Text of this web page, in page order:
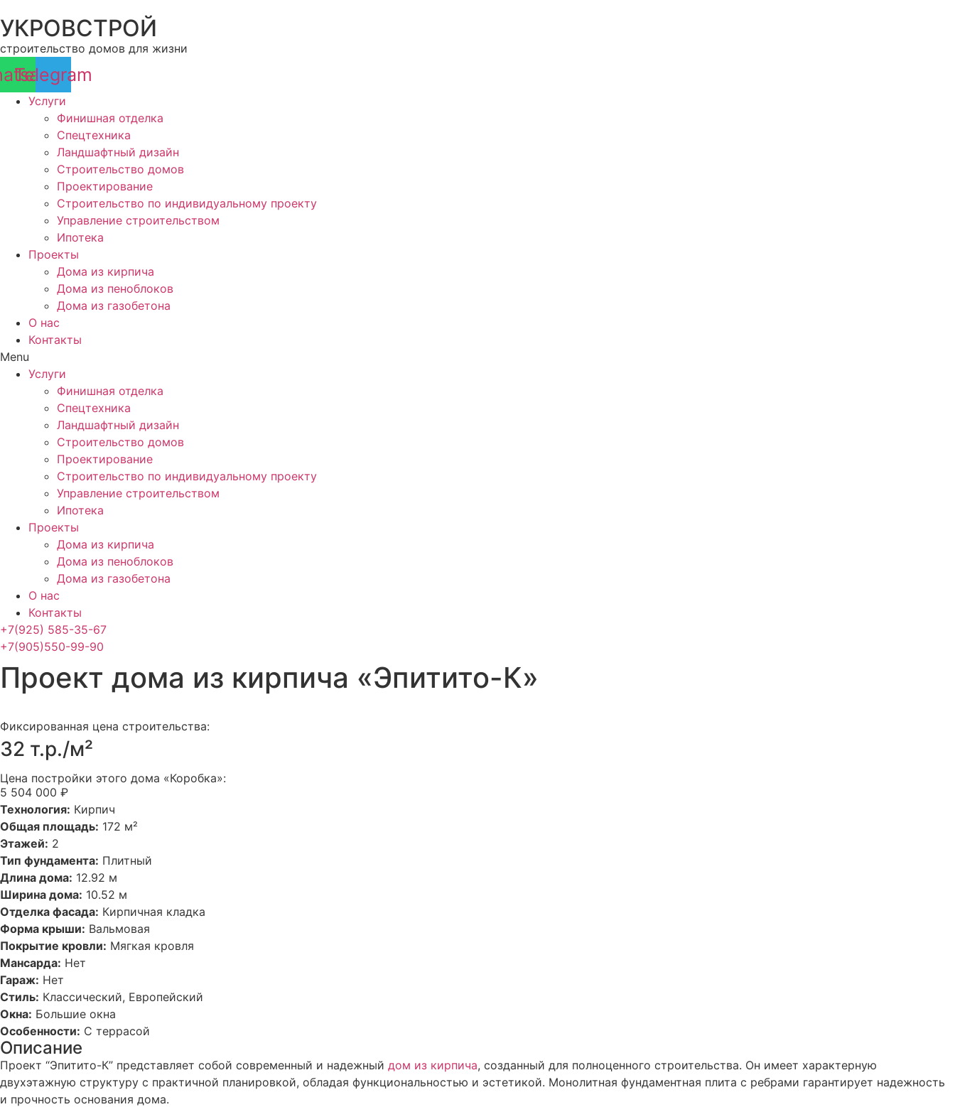
к
УКРОВСТРОЙ
строительство домов для жизни
Telegram
Услуги
Финишная отделка
Спецтехника
Ландшафтный дизайн
Строительство домов
Проектирование
Строительство по индивидуальному проекту
Управление строительством
Ипотека
Проекты
Дома из кирпича
Дома из пеноблоков
Дома из газобетона
О нас
Контакты
Menu
Услуги
Финишная отделка
Спецтехника
Ландшафтный дизайн
Строительство домов
Проектирование
Строительство по индивидуальному проекту
Управление строительством
Ипотека
Проекты
Дома из кирпича
Дома из пеноблоков
Дома из газобетона
О нас
Контакты
+7(925) 585-35-67
+7(905)550-99-90
Проект дома из кирпича «Эпитито-К»
Фиксированная цена строительства:
32 т.р./м²
Цена постройки этого дома «Коробка»:
5 504 000 ₽
Технология: Кирпич
Общая площадь: 172 м²
Этажей: 2
Тип фундамента: Плитный
Длина дома: 12.92 м
Ширина дома: 10.52 м
Отделка фасада: Кирпичная кладка
Форма крыши: Вальмовая
Покрытие кровли: Мягкая кровля
Мансарда: Нет
Гараж: Нет
Стиль: Классический, Европейский
Окна: Большие окна
Особенности: С террасой
Описание
Проект “Эпитито-К” представляет собой современный и надежный дом из кирпича, созданный для полноценного строительства. Он имеет характерную
двухэтажную структуру с практичной планировкой, обладая функциональностью и эстетикой. Монолитная фундаментная плита с ребрами гарантирует надежность
и прочность основания дома.